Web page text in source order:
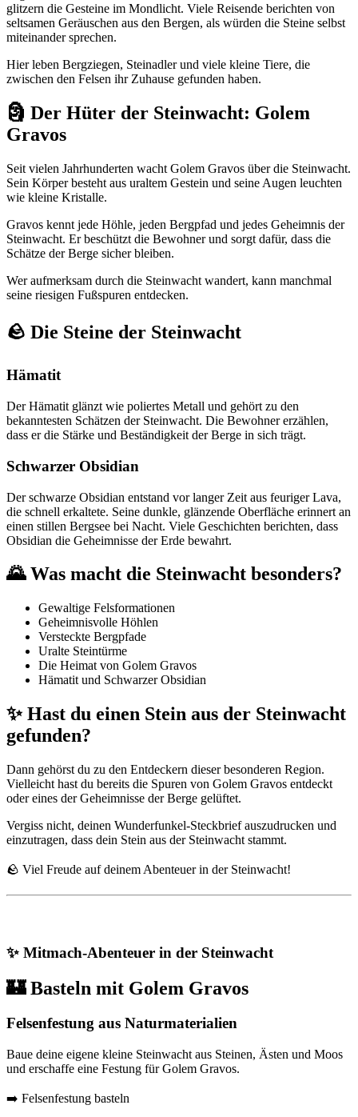
glitzern die Gesteine im Mondlicht. Viele Reisende berichten von
seltsamen Geräuschen aus den Bergen, als würden die Steine selbst
miteinander sprechen.
Hier leben Bergziegen, Steinadler und viele kleine Tiere, die
zwischen den Felsen ihr Zuhause gefunden haben.
🗿 Der Hüter der Steinwacht: Golem
Gravos
Seit vielen Jahrhunderten wacht Golem Gravos über die Steinwacht.
Sein Körper besteht aus uraltem Gestein und seine Augen leuchten
wie kleine Kristalle.
Gravos kennt jede Höhle, jeden Bergpfad und jedes Geheimnis der
Steinwacht. Er beschützt die Bewohner und sorgt dafür, dass die
Schätze der Berge sicher bleiben.
Wer aufmerksam durch die Steinwacht wandert, kann manchmal
seine riesigen Fußspuren entdecken.
🪨 Die Steine der Steinwacht
Hämatit
Der Hämatit glänzt wie poliertes Metall und gehört zu den
bekanntesten Schätzen der Steinwacht. Die Bewohner erzählen,
dass er die Stärke und Beständigkeit der Berge in sich trägt.
Schwarzer Obsidian
Der schwarze Obsidian entstand vor langer Zeit aus feuriger Lava,
die schnell erkaltete. Seine dunkle, glänzende Oberfläche erinnert an
einen stillen Bergsee bei Nacht. Viele Geschichten berichten, dass
Obsidian die Geheimnisse der Erde bewahrt.
🌄 Was macht die Steinwacht besonders?
Gewaltige Felsformationen
Geheimnisvolle Höhlen
Versteckte Bergpfade
Uralte Steintürme
Die Heimat von Golem Gravos
Hämatit und Schwarzer Obsidian
✨ Hast du einen Stein aus der Steinwacht
gefunden?
Dann gehörst du zu den Entdeckern dieser besonderen Region.
Vielleicht hast du bereits die Spuren von Golem Gravos entdeckt
oder eines der Geheimnisse der Berge gelüftet.
Vergiss nicht, deinen Wunderfunkel-Steckbrief auszudrucken und
einzutragen, dass dein Stein aus der Steinwacht stammt.
🪨 Viel Freude auf deinem Abenteuer in der Steinwacht!
✨ Mitmach-Abenteuer in der Steinwacht
🏰 Basteln mit Golem Gravos
Felsenfestung aus Naturmaterialien
Baue deine eigene kleine Steinwacht aus Steinen, Ästen und Moos
und erschaffe eine Festung für Golem Gravos.
➡️ Felsenfestung basteln